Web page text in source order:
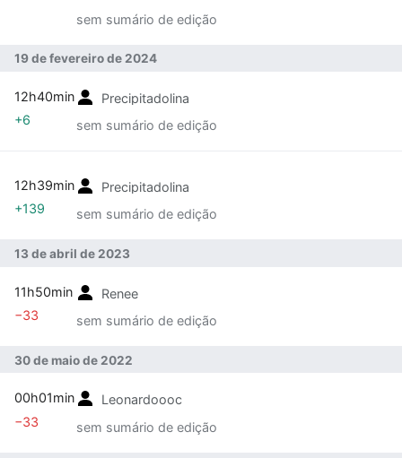
sem sumário de edição
19 de fevereiro de 2024
Precipitadolina
sem sumário de edição
12h40min
+6
Precipitadolina
sem sumário de edição
12h39min
+139
13 de abril de 2023
Renee
sem sumário de edição
11h50min
−33
30 de maio de 2022
Leonardoooc
sem sumário de edição
00h01min
−33